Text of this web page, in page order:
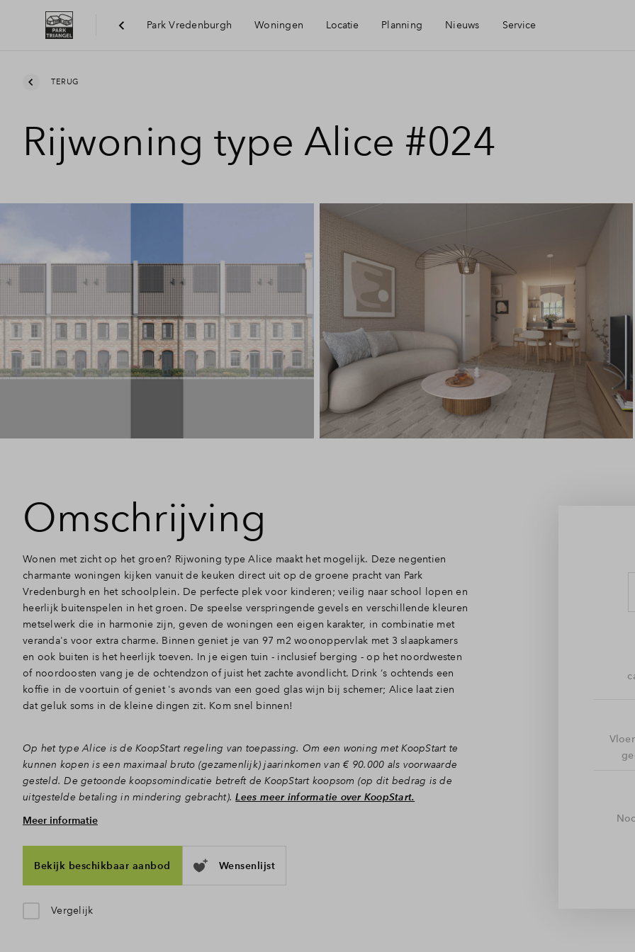
Park Vredenburgh Woningen Locatie
Voorzieningen
Planning Nieuws Service
Financiele check
Woning kopen
Veelgestelde vragen
Contact
TERUG
Rijwoning type Alice #024
Omschrijving
Wonen met zicht op het groen? Rijwoning type Alice maakt het mogelijk. Deze negentien
charmante woningen kijken vanuit de keuken direct uit op de groene pracht van Park
Vredenburgh en het schoolplein. De perfecte plek voor kinderen; veilig naar school lopen en
heerlijk buitenspelen in het groen. De speelse verspringende gevels en verschillende kleuren
metselwerk die in harmonie zijn, geven de woningen een eigen karakter, in combinatie met
veranda's voor extra charme. Binnen geniet je van 97 m2 woonoppervlak met 3 slaapkamers
en ook buiten is het heerlijk toeven. In je eigen tuin - inclusief berging - op het noordwesten
of noordoosten vang je de ochtendzon of juist het zachte avondlicht. Drink ‘s ochtends een
koffie in de voortuin of geniet 's avonds van een goed glas wijn bij schemer; Alice laat zien
dat geluk soms in de kleine dingen zit. Kom snel binnen!
Op het type Alice is de KoopStart regeling van toepassing. Om een woning met KoopStart te
kunnen kopen is een maximaal bruto (gezamenlijk) jaarinkomen van € 90.000 als voorwaarde
gesteld. De getoonde koopsomindicatie betreft de KoopStart koopsom (op dit bedrag is de
uitgestelde betaling in mindering gebracht).Lees meer informatie over KoopStart.
Koken en bankhangen met uitzicht
woongedeelte, dat dankzij de hoge ramen en deuren aan weerszijden lekker licht is. Dit
versterkt het open karakter en maakt dat je er graag je tijd spendeert. Aan de straatkant kook
je straks de sterren van de hemel met zicht op het buurtgroen en relaxen doe je juist in de
zithoek achterin. Hier zet je vanaf de eerste warme lentedag de dubbel openslaande deuren
lekker open, waardoor de tuin echt een verlengstuk van de woonkamer wordt.
Meer informatie
Bekijk beschikbaar aanbod Wensenlijst
Vergelijk